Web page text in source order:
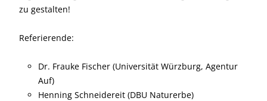
zu gestalten!
Referierende:
Dr. Frauke Fischer (Universität Würzburg, Agentur
Auf)
Henning Schneidereit (DBU Naturerbe)